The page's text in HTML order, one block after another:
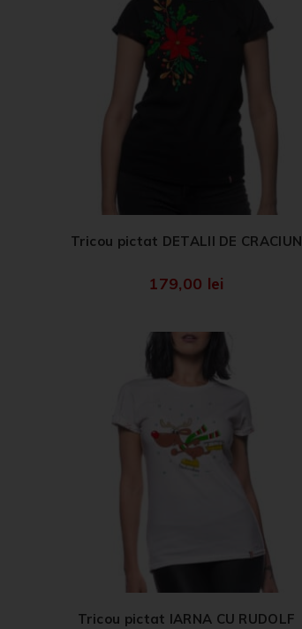
Tricou pictat DETALII DE CRACIUN
179,00 lei
Tricou pictat IARNA CU RUDOLF